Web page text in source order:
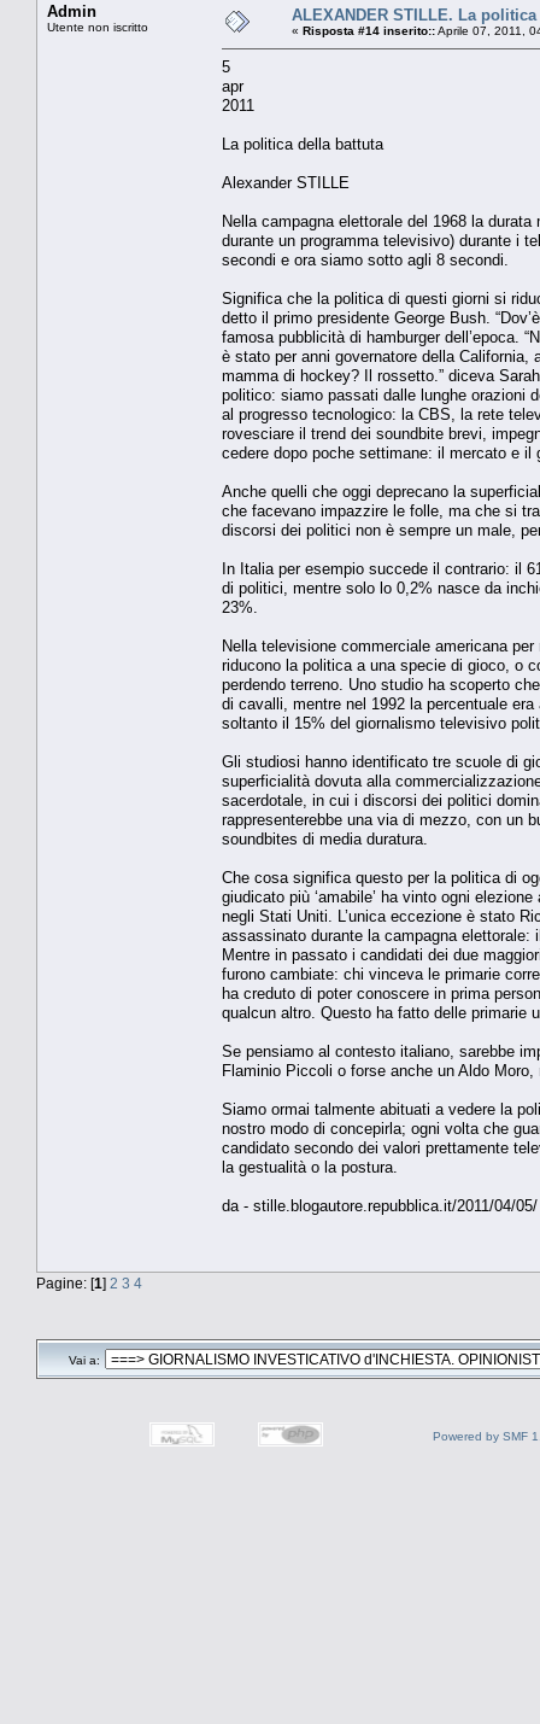
Admin
Utente non iscritto
ALEXANDER STILLE. La
« Risposta #14 inserito::Aprile 07, 2011,
5
apr
2011
La politica della battuta
Alexander STILLE
Nella campagna elettorale del 1968 la
durante un programma televisivo) durante i
secondi e ora siamo sotto agli 8 secondi.
Significa che la politica di questi giorni si
detto il primo presidente George Bush.
famosa pubblicità di hamburger dell’epoca.
è stato per anni governatore della California,
mamma di hockey? Il rossetto.” diceva
politico: siamo passati dalle lunghe orazioni
al progresso tecnologico: la CBS, la rete
rovesciare il trend dei soundbite brevi,
cedere dopo poche settimane: il mercato e
Anche quelli che oggi deprecano la
che facevano impazzire le folle, ma che si
discorsi dei politici non è sempre un male,
In Italia per esempio succede il contrario: il
di politici, mentre solo lo 0,2% nasce da
23%.
Nella televisione commerciale americana
riducono la politica a una specie di gioco, o
perdendo terreno. Uno studio ha scoperto
di cavalli, mentre nel 1992 la percentuale
soltanto il 15% del giornalismo televisivo
Gli studiosi hanno identificato tre scuole di
superficialità dovuta alla
sacerdotale, in cui i discorsi dei politici
rappresenterebbe una via di mezzo, con un
soundbites di media duratura.
Che cosa significa questo per la politica di
giudicato più ‘amabile’ ha vinto ogni
negli Stati Uniti. L’unica eccezione è stato
assassinato durante la campagna
Mentre in passato i candidati dei due
furono cambiate: chi vinceva le primarie
ha creduto di poter conoscere in prima
qualcun altro. Questo ha fatto delle primarie
Se pensiamo al contesto italiano, sarebbe
Flaminio Piccoli o forse anche un Aldo
Siamo ormai talmente abituati a vedere la
nostro modo di concepirla; ogni volta che
candidato secondo dei valori prettamente
la gestualità o la postura.
da - stille.blogautore.repubblica.it/2011/04/05/
Pagine: [1] 2 3 4
Vai a:
Powered by SMF